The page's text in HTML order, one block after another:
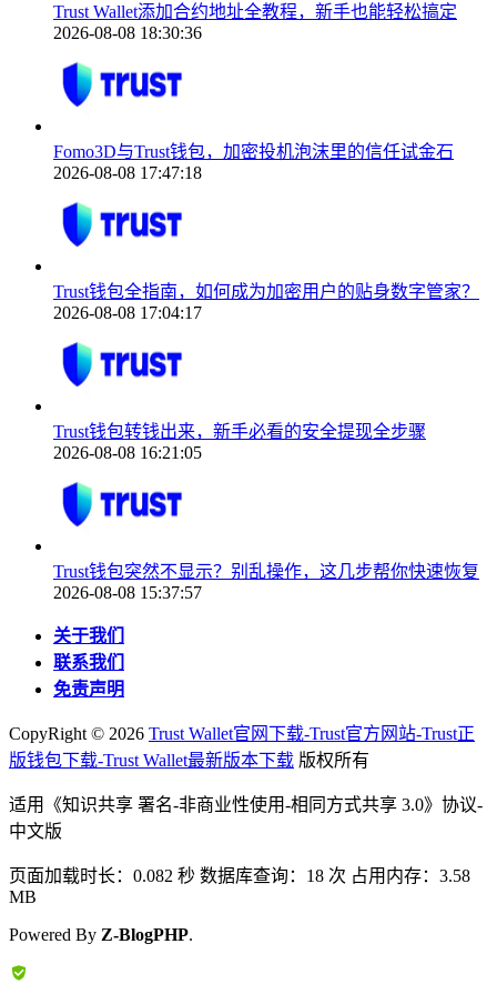
Trust Wallet添加合约地址全教程，新手也能轻松搞定
2026-08-08 18:30:36
Fomo3D与Trust钱包，加密投机泡沫里的信任试金石
2026-08-08 17:47:18
Trust钱包全指南，如何成为加密用户的贴身数字管家？
2026-08-08 17:04:17
Trust钱包转钱出来，新手必看的安全提现全步骤
2026-08-08 16:21:05
Trust钱包突然不显示？别乱操作，这几步帮你快速恢复
2026-08-08 15:37:57
关于我们
联系我们
免责声明
CopyRight © 2026 Trust Wallet官网下载-Trust官方网站-Trust正
版钱包下载-Trust Wallet最新版本下载 版权所有
适用《知识共享 署名-非商业性使用-相同方式共享 3.0》协议-
中文版
页面加载时长：0.082 秒 数据库查询：18 次 占用内存：3.58
MB
Powered By Z-BlogPHP.